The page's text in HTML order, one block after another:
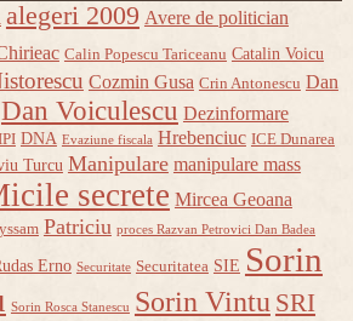
alegeri 2009 Avere de politician
Calin Popescu Tariceanu Catalin Voicu
Cozmin Gusa Crin Antonescu Dan
Dan Voiculescu Dezinformare
DNA Evaziune fiscala Hrebenciuc ICE Dunarea
Turcu Manipulare manipulare mass
secrete Mircea Geoana
Patriciu proces Razvan Petrovici Dan Badea
Erno Securitate Securitatea SIE Sorin
Sorin Rosca Stanescu Sorin Vintu SRI